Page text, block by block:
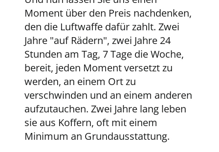
Moment über den Preis nachdenken,
den die Luftwaffe dafür zahlt. Zwei
Jahre "auf Rädern", zwei Jahre 24
Stunden am Tag, 7 Tage die Woche,
bereit, jeden Moment versetzt zu
werden, an einem Ort zu
verschwinden und an einem anderen
aufzutauchen. Zwei Jahre lang leben
sie aus Koffern, oft mit einem
Minimum an Grundausstattung.